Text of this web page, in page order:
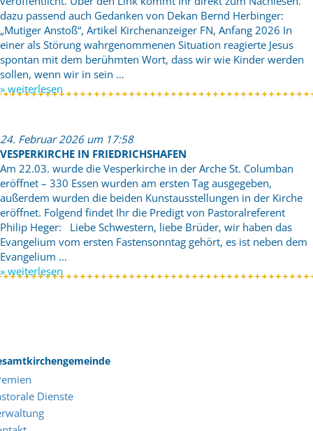
dazu passend auch Gedanken von Dekan Bernd Herbinger:
„Mutiger Anstoß“, Artikel Kirchenanzeiger FN, Anfang 2026 In
einer als Störung wahrgenommenen Situation reagierte Jesus
spontan mit dem berühmten Wort, dass wir wie Kinder werden
sollen, wenn wir in sein …
» weiterlesen
24. Februar 2026 um 17:58
VESPERKIRCHE IN FRIEDRICHSHAFEN
Am 22.03. wurde die Vesperkirche in der Arche St. Columban
eröffnet – 330 Essen wurden am ersten Tag ausgegeben,
außerdem wurden die beiden Kunstausstellungen in der Kirche
eröffnet. Folgend findet Ihr die Predigt von Pastoralreferent
Philip Heger: Liebe Schwestern, liebe Brüder, wir haben das
Evangelium vom ersten Fastensonntag gehört, es ist neben dem
Evangelium …
» weiterlesen
Dienste